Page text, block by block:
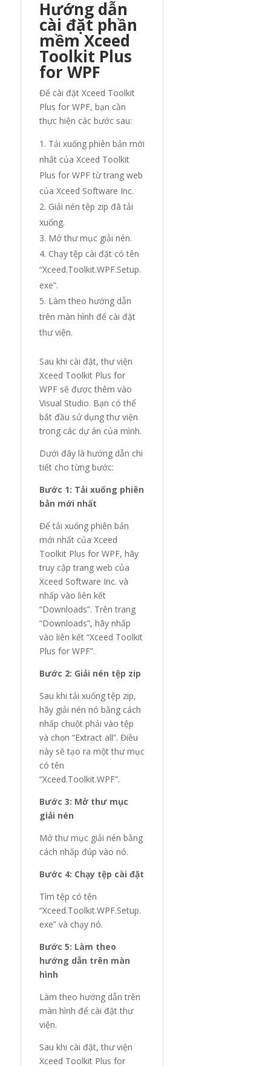
Hướng dẫn
cài đặt phần
mềm Xceed
Toolkit Plus
for WPF
Để cài đặt Xceed Toolkit
Plus for WPF, bạn cần
thực hiện các bước sau:
Tải xuống phiên bản mới
nhất của Xceed Toolkit
Plus for WPF từ trang web
của Xceed Software Inc.
Giải nén tệp zip đã tải
xuống.
Mở thư mục giải nén.
Chạy tệp cài đặt có tên
“Xceed.Toolkit.WPF.Setup.
exe”.
Làm theo hướng dẫn
trên màn hình để cài đặt
thư viện.
Sau khi cài đặt, thư viện
Xceed Toolkit Plus for
WPF sẽ được thêm vào
Visual Studio. Bạn có thể
bắt đầu sử dụng thư viện
trong các dự án của mình.
Dưới đây là hướng dẫn chi
tiết cho từng bước:
Bước 1: Tải xuống phiên
bản mới nhất
Để tải xuống phiên bản
mới nhất của Xceed
Toolkit Plus for WPF, hãy
truy cập trang web của
Xceed Software Inc. và
nhấp vào liên kết
“Downloads”. Trên trang
“Downloads”, hãy nhấp
vào liên kết “Xceed Toolkit
Plus for WPF”.
Bước 2: Giải nén tệp zip
Sau khi tải xuống tệp zip,
hãy giải nén nó bằng cách
nhấp chuột phải vào tệp
và chọn “Extract all”. Điều
này sẽ tạo ra một thư mục
có tên
“Xceed.Toolkit.WPF”.
Bước 3: Mở thư mục
giải nén
Mở thư mục giải nén bằng
cách nhấp đúp vào nó.
Bước 4: Chạy tệp cài đặt
Tìm tệp có tên
“Xceed.Toolkit.WPF.Setup.
exe” và chạy nó.
Bước 5: Làm theo
hướng dẫn trên màn
hình
Làm theo hướng dẫn trên
màn hình để cài đặt thư
viện.
Sau khi cài đặt, thư viện
Xceed Toolkit Plus for